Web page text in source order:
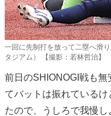
一回に先制打を放って二塁へ滑
タジアム） 【撮影：若林哲治】
前日のSHIONOGI戦も無
てバットは振れている
たので、うしろで我慢